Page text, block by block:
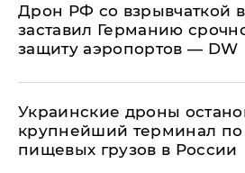
​Дрон РФ со взрывчаткой
заставил Германию
защиту аэропортов — DW
Украинские дроны
крупнейший терминал по
пищевых грузов в России